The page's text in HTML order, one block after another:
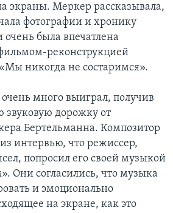
экраны. Меркер рассказывала,
фотографии и хронику
была впечатлена
реконструкцией
никогда не состаримся».
много выиграл, получив
дорожку от
Бертельманна. Композитор
интервью, что режиссер,
попросил его своей музыкой
Они согласились, что музыка
и эмоционально
на экране, как это